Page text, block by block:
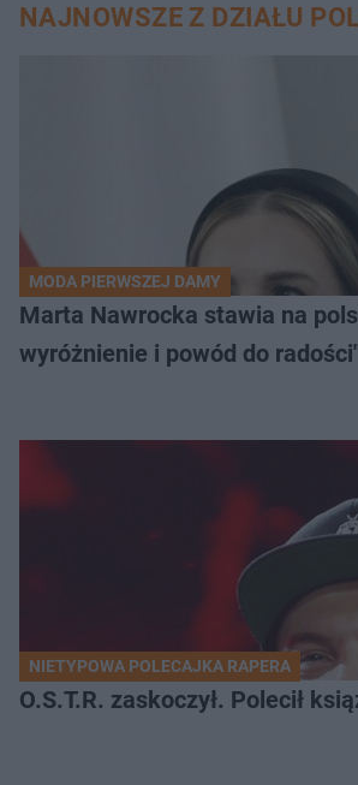
NAJNOWSZE Z DZIAŁU
MODA PIERWSZEJ DAMY
Marta Nawrocka stawia na
wyróżnienie i powód do
NIETYPOWA POLECAJKA RAPERA
O.S.T.R. zaskoczył. Polecił